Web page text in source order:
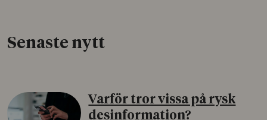
Senaste nytt
Varför tror vissa på rysk
desinformation?